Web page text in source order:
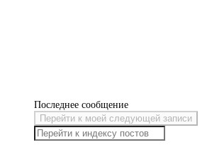
Последнее сообщение
Перейти к моей следующей записи